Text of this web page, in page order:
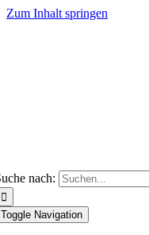
Zum Inhalt springen
nach:
Toggle Navigation